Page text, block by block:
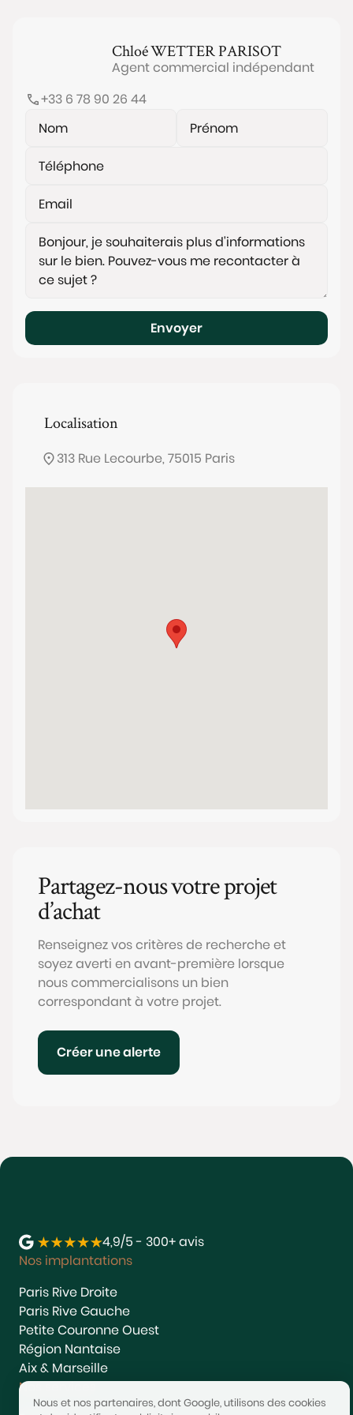
Taxe foncière : 2578 euros.
Charges copropriété : 450€/mois avec chauffage et
eau chaude CPCU
Le quartier Lourmel est particulièrement recherché
pour sa qualité de vie. Dynamique et résidentiel à la
fois, il séduit par la proximité immédiate des
commerces, des transports et des espaces verts. À
quelques minutes, vous pourrez profiter du parc
André-Citroën, du square du Clos Feuquières ainsi
que de nombreuses infrastructures sportives et de
loisirs. Le secteur est également très bien desservi
grâce au métro Lourmel (ligne 8) et à un accès
rapide aux grands axes parisiens.
Les informations sur les risques auxquels ce bien est
exposé sont disponibles sur le site
ChloéWETTER PARISOT
Agent commercial indépendant
+33 6 78 90 26 44
Envoyer
Localisation
313 Rue Lecourbe, 75015 Paris
Partagez-nous votre projet
d’achat
Renseignez vos critères de recherche et
soyez averti en avant-première lorsque
nous commercialisons un bien
correspondant à votre projet.
Créer une alerte
4,9/5 - 300+ avis
Nos implantations
Paris Rive Droite
Paris Rive Gauche
Petite Couronne Ouest
Région Nantaise
Aix & Marseille
Nos services
Nous et nos partenaires, dont Google, utilisons des cookies